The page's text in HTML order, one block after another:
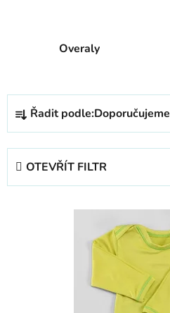
Overaly
Ř
z
Řadit podle:Doporučujeme
OTEVŘÍT FILTR